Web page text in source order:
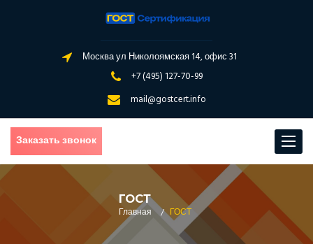
Москва ул Николоямская 14, офис 31
+7 (495) 127-70-99
mail@gostcert.info
Toggle
Заказать звонок
ГОСТ
Главная / ГОСТ